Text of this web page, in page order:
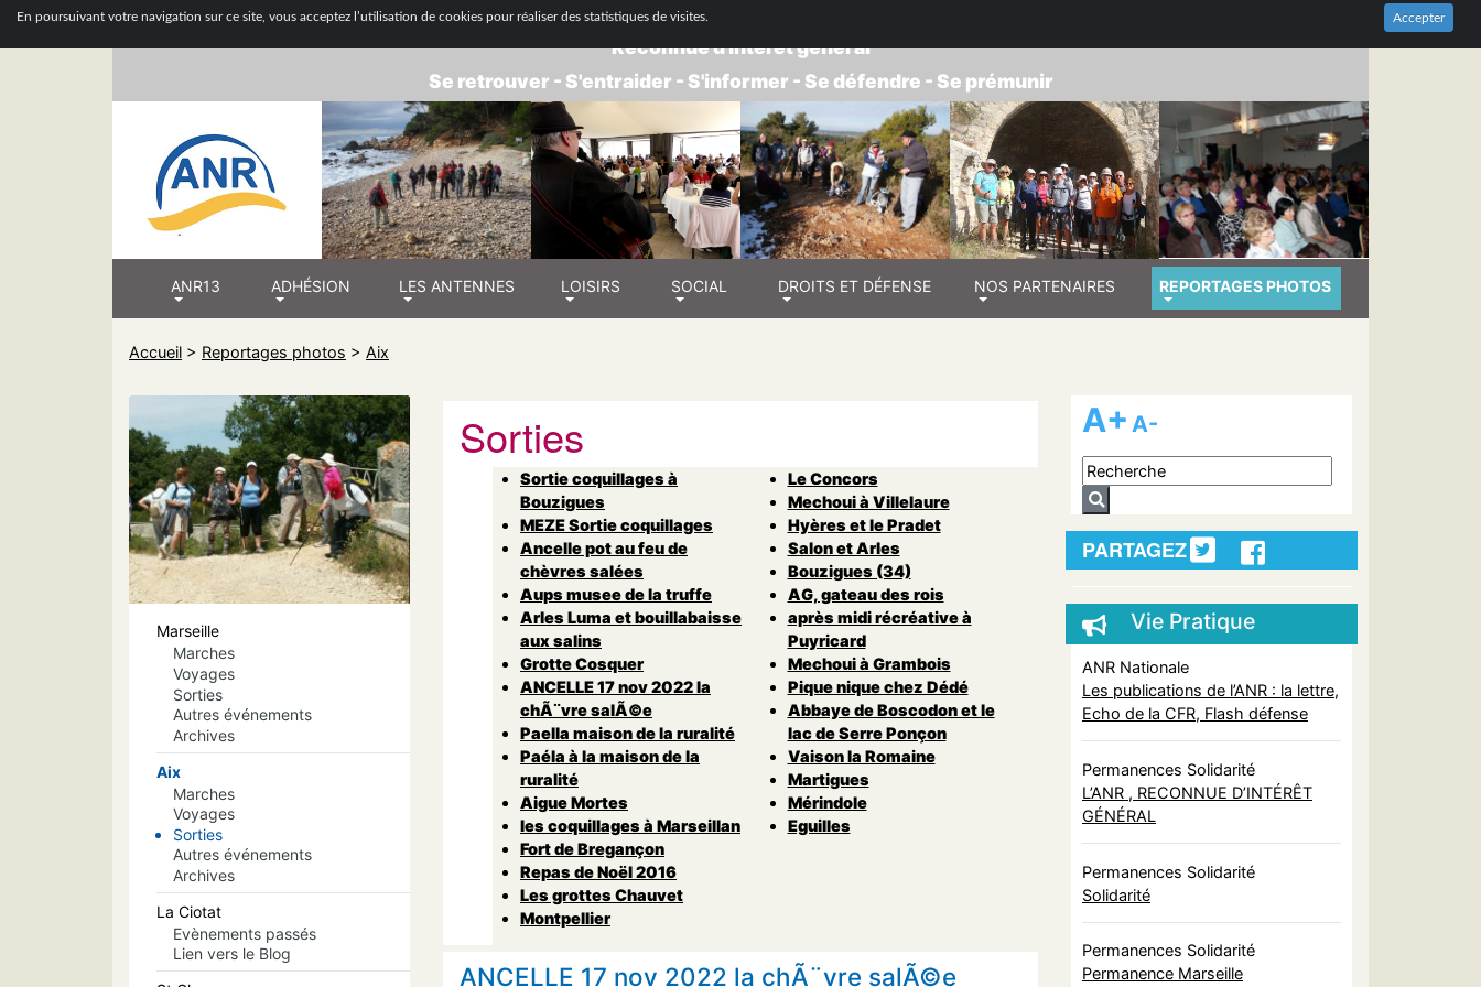
En poursuivant votre navigation sur ce site, vous acceptez l’utilisation de cookies pour réaliser des statistiques de visites. Accepter
ASSOCIATION NATIONALE DE RETRAITÉS - GROUPE BOUCHES-DU-RHÔNE
Reconnue d'intérêt général
Se retrouver - S'entraider - S'informer - Se défendre - Se prémunir
ANR13 ADHÉSION LES ANTENNES LOISIRS SOCIAL DROITS ET DÉFENSE NOS PARTENAIRES REPORTAGES PHOTOS
Accueil > Reportages photos > Aix
Marseille
Marches
Voyages
Sorties
Autres événements
Archives
Aix
Marches
Voyages
Sorties
Autres événements
Archives
La Ciotat
Evènements passés
Lien vers le Blog
Sorties
Sortie coquillages à
Bouzigues
MEZE Sortie coquillages
Ancelle pot au feu de
chèvres salées
Aups musee de la truffe
Arles Luma et bouillabaisse
aux salins
Grotte Cosquer
ANCELLE 17 nov 2022 la
chÃ¨vre salÃ©e
Paella maison de la ruralité
Paéla à la maison de la
ruralité
Aigue Mortes
les coquillages à Marseillan
Fort de Bregançon
Repas de Noël 2016
Les grottes Chauvet
Montpellier
Le Concors
Mechoui à Villelaure
Hyères et le Pradet
Salon et Arles
Bouzigues (34)
AG, gateau des rois
après midi récréative à
Puyricard
Mechoui à Grambois
Pique nique chez Dédé
Abbaye de Boscodon et le
lac de Serre Ponçon
Vaison la Romaine
Martigues
Mérindole
Eguilles
ANCELLE 17 nov 2022 la chÃ¨vre salÃ©e
A+ A-
PARTAGEZ
Vie Pratique
ANR Nationale
Les publications de l’ANR : la lettre,
Echo de la CFR, Flash défense
Permanences Solidarité
L’ANR , RECONNUE D’INTÉRÊT
GÉNÉRAL
Permanences Solidarité
Solidarité
Permanences Solidarité
Permanence Marseille